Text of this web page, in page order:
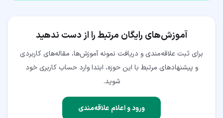
آموزش‌های رایگان مرتبط را از دست ندهید
برای ثبت علاقه‌مندی و دریافت نمونه آموزش‌ها، مقاله‌های کاربردی
و پیشنهادهای مرتبط با این حوزه، ابتدا وارد حساب کاربری خود
شوید.
ورود و اعلام علاقه‌مندی